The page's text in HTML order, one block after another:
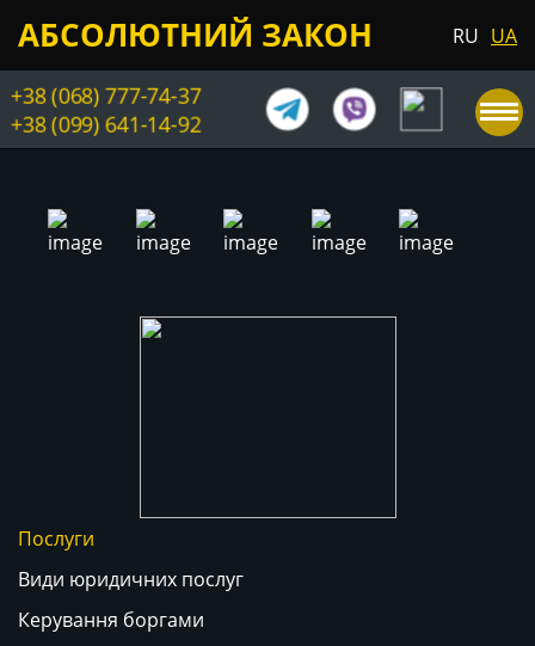
АБСОЛЮТНИЙ ЗАКОН RU UA
+38 (068) 777-74-37
+38 (099) 641-14-92
Послуги
Види юридичних послуг
Керування боргами